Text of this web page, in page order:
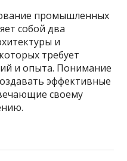
промышленных
собой два
и
требует
и опыта. Понимание
эффективные
своему